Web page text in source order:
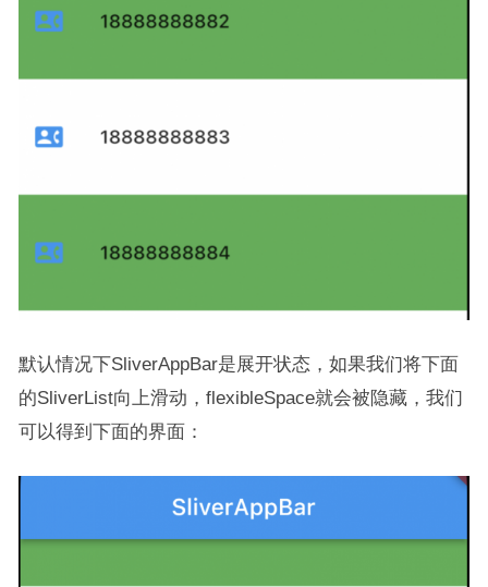
默认情况下SliverAppBar是展开状态，如果我们将下面
的SliverList向上滑动，flexibleSpace就会被隐藏，我们
可以得到下面的界面：